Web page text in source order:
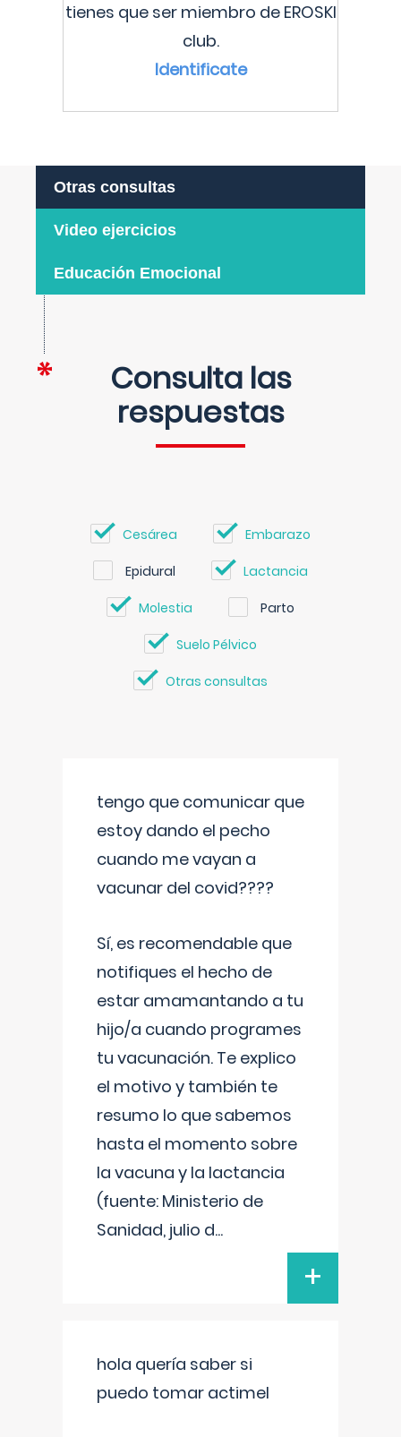
tienes que ser miembro de EROSKI
club.
Identificate
Otras consultas
Video ejercicios
Educación Emocional
Consulta las
respuestas
Cesárea Embarazo
Epidural Lactancia
Molestia Parto
Suelo Pélvico
Otras consultas
tengo que comunicar que
estoy dando el pecho
cuando me vayan a
vacunar del covid????
Sí, es recomendable que
notifiques el hecho de
estar amamantando a tu
hijo/a cuando programes
tu vacunación. Te explico
el motivo y también te
resumo lo que sabemos
hasta el momento sobre
la vacuna y la lactancia
(fuente: Ministerio de
Sanidad, julio d...
+
hola quería saber si
puedo tomar actimel